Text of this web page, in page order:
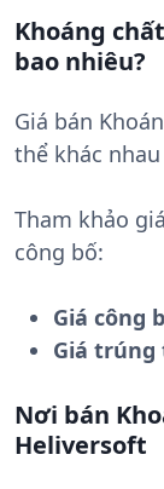
Khoáng
bao nhiêu?
Giá bán
thể khác
Tham khảo
công bố:
Giá công
Giá trúng
Nơi bán
Heliversoft